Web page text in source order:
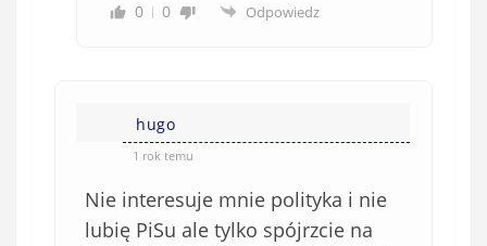
0 0 Odpowiedz
hugo
1 rok temu
Nie interesuje mnie polityka i nie
lubię PiSu ale tylko spójrzcie na